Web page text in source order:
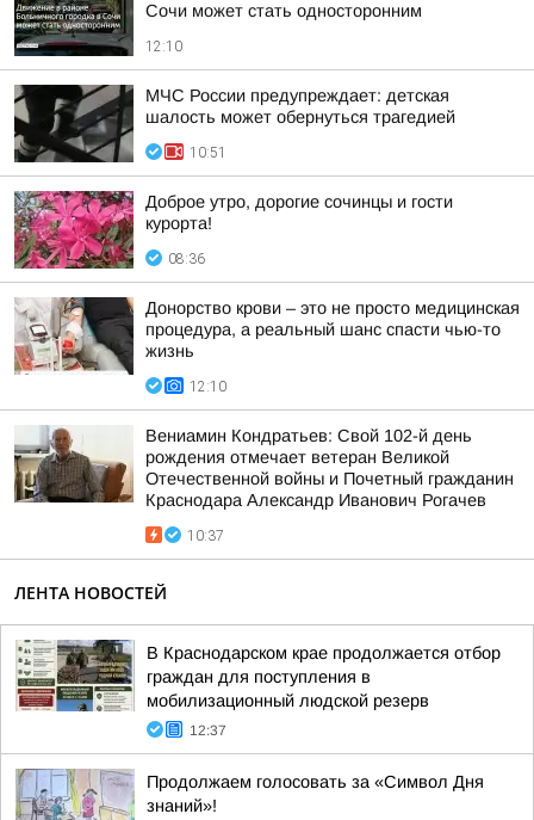
Сочи может стать односторонним
12:10
МЧС России предупреждает: детская
шалость может обернуться трагедией
10:51
Доброе утро, дорогие сочинцы и гости
курорта!
08:36
Донорство крови – это не просто медицинская
процедура, а реальный шанс спасти чью-то
жизнь
12:10
Вениамин Кондратьев: Свой 102-й день
рождения отмечает ветеран Великой
Отечественной войны и Почетный гражданин
Краснодара Александр Иванович Рогачев
10:37
ЛЕНТА НОВОСТЕЙ
В Краснодарском крае продолжается отбор
граждан для поступления в
мобилизационный людской резерв
12:37
Продолжаем голосовать за «Символ Дня
знаний»!